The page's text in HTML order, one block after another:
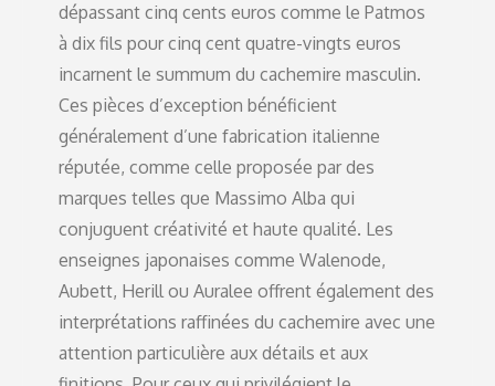
dépassant cinq cents euros comme le Patmos
à dix fils pour cinq cent quatre-vingts euros
incarnent le summum du cachemire masculin.
Ces pièces d’exception bénéficient
généralement d’une fabrication italienne
réputée, comme celle proposée par des
marques telles que Massimo Alba qui
conjuguent créativité et haute qualité. Les
enseignes japonaises comme Walenode,
Aubett, Herill ou Auralee offrent également des
interprétations raffinées du cachemire avec une
attention particulière aux détails et aux